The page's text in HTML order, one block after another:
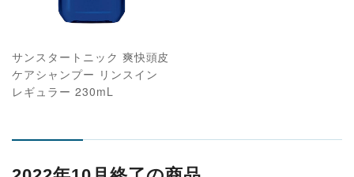
サンスタートニック 爽快頭皮
ケアシャンプー リンスイン
レギュラー 230mL